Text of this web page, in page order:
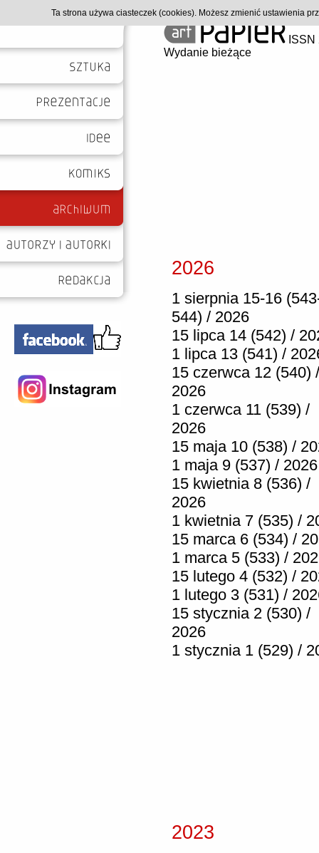
Wydanie bieżące
2026
1 sierpnia 15-16
544) / 2026
15 lipca 14 (542) /
1 lipca 13 (541) /
15 czerwca 12 (540) /
2026
1 czerwca 11 (539) /
2026
15 maja 10 (538) /
1 maja 9 (537) / 2026
15 kwietnia 8 (536) /
2026
1 kwietnia 7 (535) /
15 marca 6 (534) /
1 marca 5 (533) /
15 lutego 4 (532) /
1 lutego 3 (531) /
15 stycznia 2 (530) /
2026
1 stycznia 1 (529) /
2023
Ta strona używa ciasteczek (cookies). Możesz zmienić ustawienia